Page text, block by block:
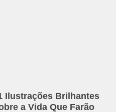
Ilustrações Brilhantes
a Vida Que Farão